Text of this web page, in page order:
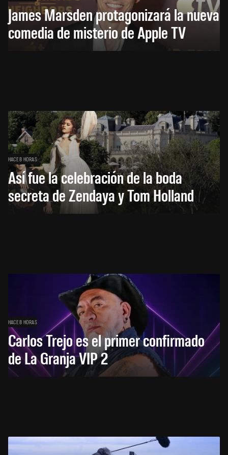
James Marsden protagonizará la nueva
comedia de misterio de Apple TV
HACE 8 HORAS
Así fue la celebración de la boda
secreta de Zendaya y Tom Holland
HACE 8 HORAS
Carlos Trejo es el primer confirmado
de La Granja VIP 2